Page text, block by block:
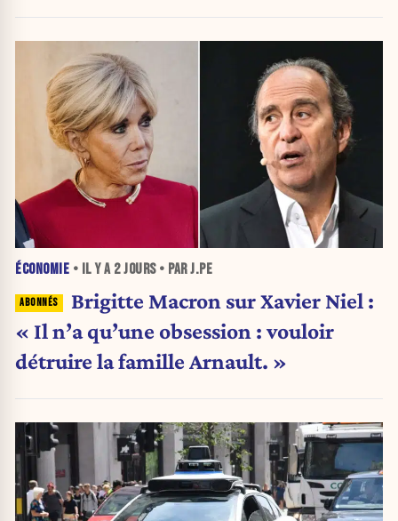
ÉCONOMIE • IL Y A 2 JOURS• PAR J.PE
Brigitte Macron sur Xavier Niel :
« Il n’a qu’une obsession : vouloir
détruire la famille Arnault. »